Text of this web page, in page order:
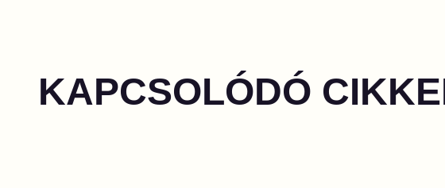
KAPCSOLÓDÓ